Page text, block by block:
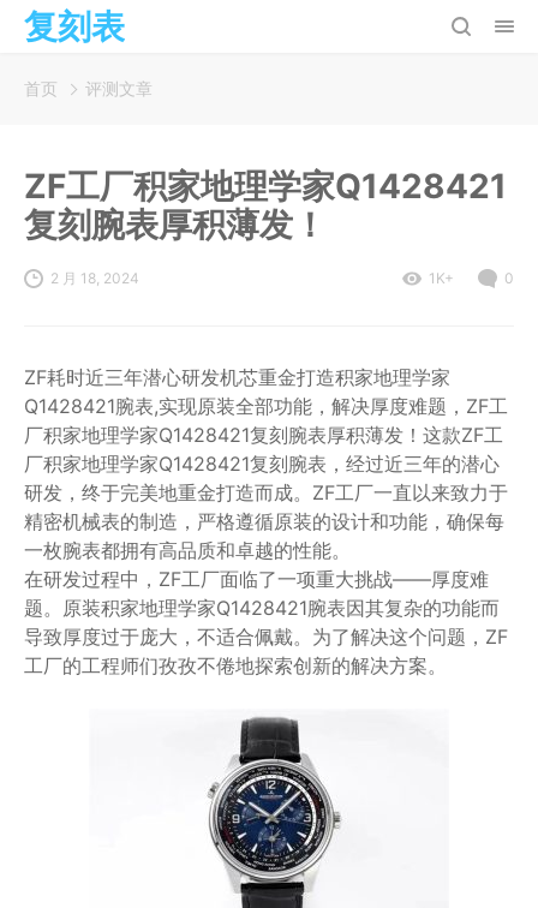
复刻表
首页 评测文章
ZF工厂积家地理学家Q1428421
复刻腕表厚积薄发！
2 月 18, 2024 1K+ 0
ZF耗时近三年潜心研发机芯重金打造积家地理学家
Q1428421腕表,实现原装全部功能，解决厚度难题，ZF工
厂积家地理学家Q1428421复刻腕表厚积薄发！这款ZF工
厂积家地理学家Q1428421复刻腕表，经过近三年的潜心
研发，终于完美地重金打造而成。ZF工厂一直以来致力于
精密机械表的制造，严格遵循原装的设计和功能，确保每
一枚腕表都拥有高品质和卓越的性能。
在研发过程中，ZF工厂面临了一项重大挑战——厚度难
题。原装积家地理学家Q1428421腕表因其复杂的功能而
导致厚度过于庞大，不适合佩戴。为了解决这个问题，ZF
工厂的工程师们孜孜不倦地探索创新的解决方案。